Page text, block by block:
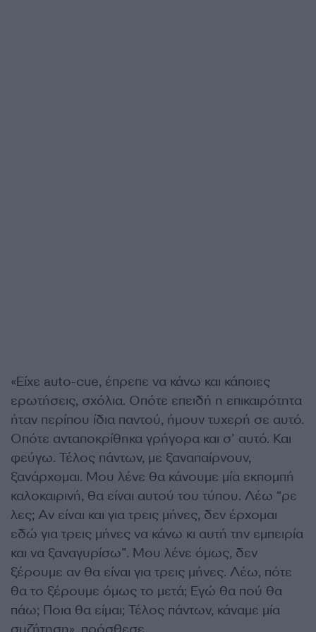
«Είχε auto-cue, έπρεπε να κάνω και κάποιες
ερωτήσεις, σχόλια. Οπότε επειδή η επικαιρότητα
ήταν περίπου ίδια παντού, ήμουν τυχερή σε αυτό.
Οπότε ανταποκρίθηκα γρήγορα και σ’ αυτό. Και
φεύγω. Τέλος πάντων, με ξαναπαίρνουν,
ξανάρχομαι. Μου λένε θα κάνουμε μία εκπομπή
καλοκαιρινή, θα είναι αυτού του τύπου. Λέω “ρε
λες; Αν είναι και για τρεις μήνες, δεν έρχομαι
εδώ για τρεις μήνες να κάνω κι αυτή την εμπειρία
και να ξαναγυρίσω”. Μου λένε όμως, δεν
ξέρουμε αν θα είναι για τρεις μήνες. Λέω, πότε
θα το ξέρουμε όμως το μετά; Εγώ θα πού θα
πάω; Ποια θα είμαι; Τέλος πάντων, κάναμε μία